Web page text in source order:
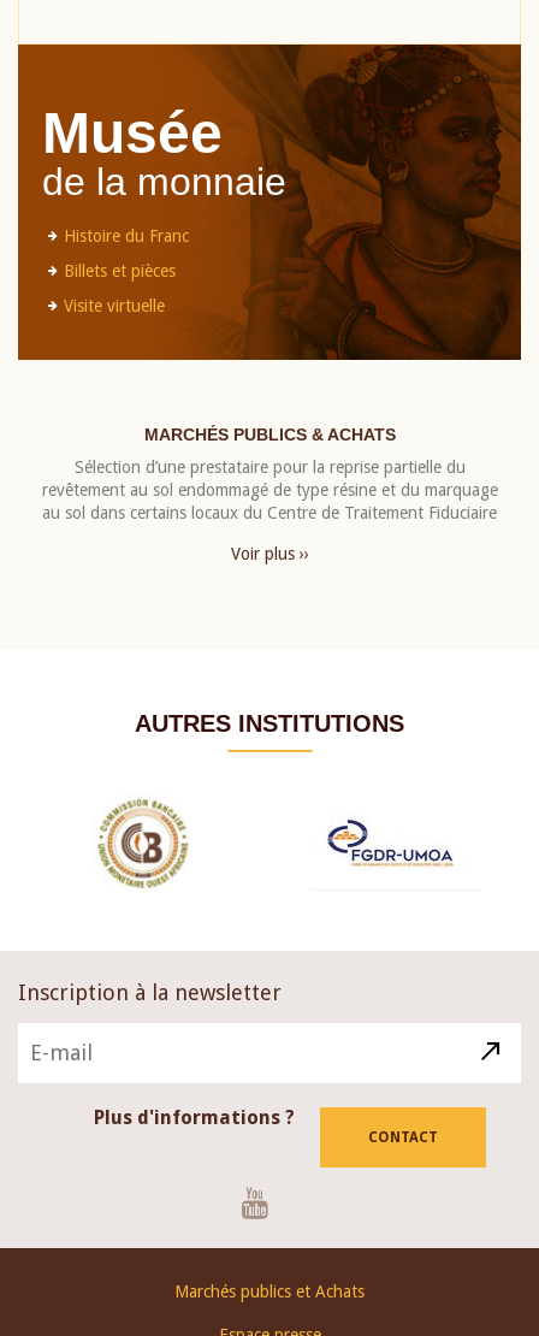
Musée
de la monnaie
Histoire du Franc
Billets et pièces
Visite virtuelle
MARCHÉS PUBLICS & ACHATS
Sélection d’une prestataire pour la reprise partielle du
revêtement au sol endommagé de type résine et du marquage
au sol dans certains locaux du Centre de Traitement Fiduciaire
Voir plus ››
AUTRES INSTITUTIONS
Inscription à la newsletter
Plus d'informations ?
CONTACT
Marchés publics et Achats